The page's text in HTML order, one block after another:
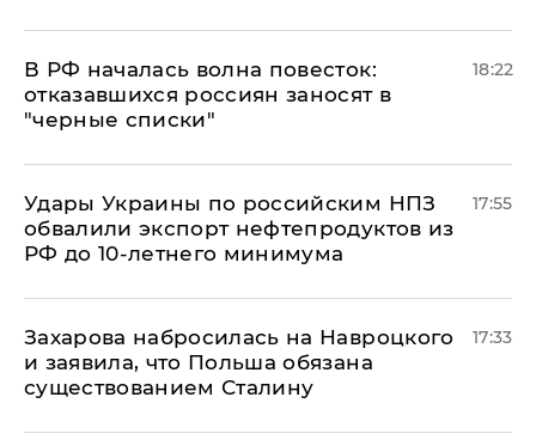
​В РФ началась волна повесток:
отказавшихся россиян заносят в
"черные списки"
18:22
Удары Украины по российским НПЗ
обвалили экспорт нефтепродуктов из
РФ до 10-летнего минимума
17:55
​Захарова набросилась на Навроцкого
и заявила, что Польша обязана
существованием Сталину
17:33